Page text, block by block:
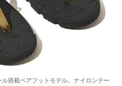
ンピオン）
（ストーンマスター）
！ 075〜051は、次ページをチェ
ス）
（アウトドアリサーチ）
搭載ベアフットモデル。ナイロンテー